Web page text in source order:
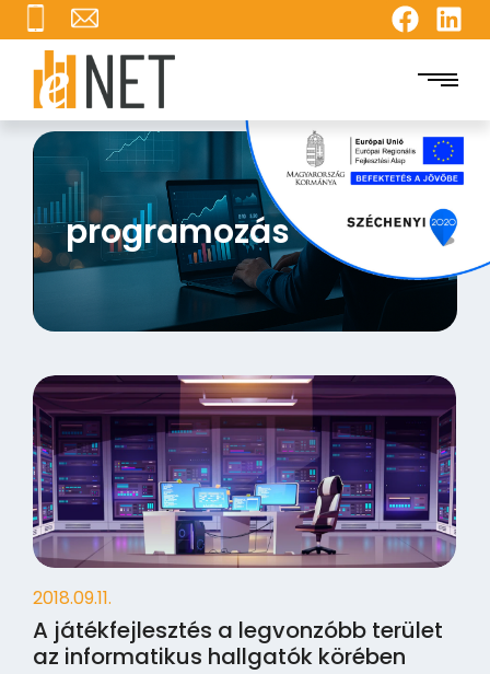
programozás
2018.09.11.
A játékfejlesztés a legvonzóbb terület
az informatikus hallgatók körében